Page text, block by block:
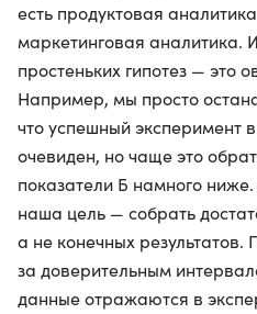
есть продуктовая
маркетинговая аналитика.
простеньких гипотез — это
Например, мы просто
что успешный эксперимент
очевиден, но чаще это
показатели Б намного
наша цель — собрать
а не конечных
за доверительным
данные отражаются в